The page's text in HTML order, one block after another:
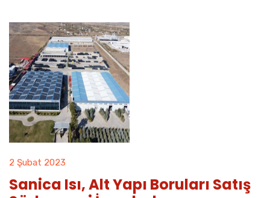
2 Şubat 2023
Sanica Isı, Alt Yapı Boruları Satış